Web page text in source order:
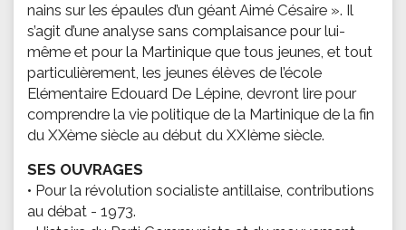
nains sur les épaules d’un géant Aimé Césaire ». Il
s’agit d’une analyse sans complaisance pour lui-
même et pour la Martinique que tous jeunes, et tout
particulièrement, les jeunes élèves de l’école
Elémentaire Edouard De Lépine, devront lire pour
comprendre la vie politique de la Martinique de la fin
du XXème siècle au début du XXIème siècle.
SES OUVRAGES
• Pour la révolution socialiste antillaise, contributions
au débat - 1973.